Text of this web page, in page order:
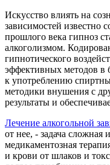
Искусство влиять на
зависимостей известно
прошлого века гипноз
алкоголизмом.
гипнотического
эффективных методов в
к употреблению
методики внушения с
результаты и
Лечение алкогольной
от нее, - задача сложная
медикаментозная
и крови от шлаков и